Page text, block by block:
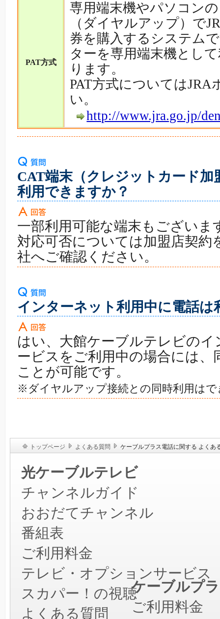
PAT方式
専用端末機やパソコン
（ダイヤルアップ）で
券を購入するシステム
ターを専用端末機とし
ります。
PAT方式については
い。
http://www.jra.go.jp/
CAT端末（クレジットカード加
利用できますか？
一部利用可能な端末もございま
対応可否については加盟店契約
社へご確認ください。
インターネット利用中に電話は
はい、大館ケーブルテレビの
ービスをご利用中の場合には、
ことが可能です。
※ダイヤルアップ接続との同時利用はで
トップページ よくある質問 ケーブルプラス電話に関する よくあ
光ケーブルテレビ
チャンネルガイド
おおだてチャンネル
番組表
ご利用料金
テレビ・オプションサービス
スカパー！の視聴
よくある質問
ケーブルプ
ご利用料金